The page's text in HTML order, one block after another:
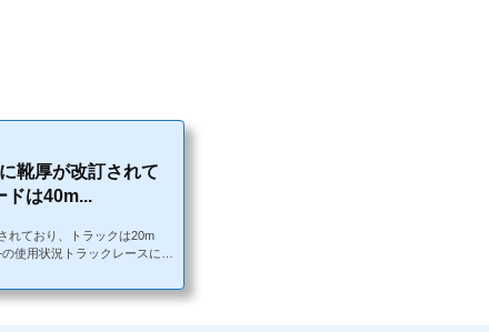
靴厚が改訂されて
ドは40m...
れており、トラックは20m
使用状況トラックレースに出
、特にこれからトラックに出